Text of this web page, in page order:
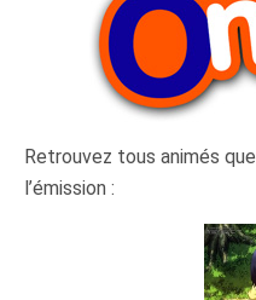
Retrouvez tous animés
l’émission :